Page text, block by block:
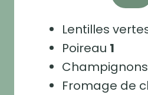
Lentilles
Poireau 1
Champignons
Fromage de